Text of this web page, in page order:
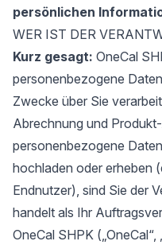
persönlichen
WER IST DER
Kurz gesagt: OneCal
personenbezogene
Zwecke über Sie
Abrechnung und
personenbezogene
hochladen oder erheben
Endnutzer), sind Sie der
handelt als Ihr
OneCal SHPK („OneCal“,